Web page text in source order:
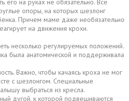
его на руках не обязательно. Все
опоры, на которых шезлонг
Причем маме даже необязательно
на движения крохи.
несколько регулируемых положений.
была анатомической и поддерживала
Важно, чтобы качаясь кроха не мог
с шезлонгом. Специальные
выбраться из кресла.
дугой, к которой подвешиваются